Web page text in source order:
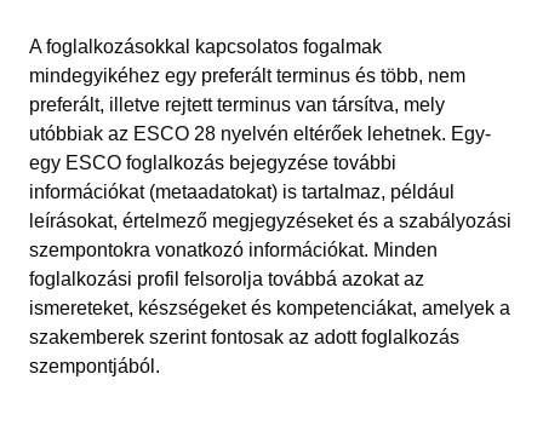
A foglalkozásokkal kapcsolatos fogalmak
mindegyikéhez egy preferált terminus és több, nem
preferált, illetve rejtett terminus van társítva, mely
utóbbiak az ESCO 28 nyelvén eltérőek lehetnek. Egy-
egy ESCO foglalkozás bejegyzése további
információkat (metaadatokat) is tartalmaz, például
leírásokat, értelmező megjegyzéseket és a szabályozási
szempontokra vonatkozó információkat. Minden
foglalkozási profil felsorolja továbbá azokat az
ismereteket, készségeket és kompetenciákat, amelyek a
szakemberek szerint fontosak az adott foglalkozás
szempontjából.